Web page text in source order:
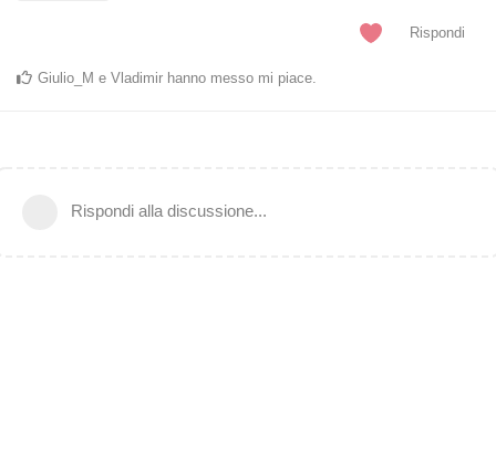
Rispondi
Giulio_M e Vladimir hanno messo mi piace
Rispondi alla discussione...